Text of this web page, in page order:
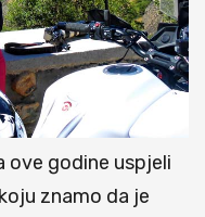
ove godine uspjeli
znamo da je